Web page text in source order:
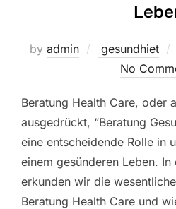
by admin gesundhiet
No
Beratung Health Care, oder
ausgedrückt, “Beratung
eine entscheidende Rolle in
einem gesünderen Leben. In
erkunden wir die
Beratung Health Care und